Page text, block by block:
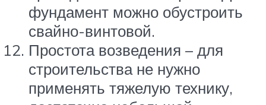
фундамент можно обустроить
свайно-винтовой.
Простота возведения – для
строительства не нужно
применять тяжелую технику,